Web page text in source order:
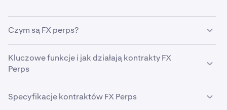
Czym są FX perps?
FX Perps to kontrakty wieczne oparte na indeksie
bazowym rynku walutowego. Podobnie jak w
przypadku krypto perps, które pozwalają na handel bez
rynkowych i udoskonalać swoje strategie.
Kluczowe funkcje i jak działają kontrakty FX
Perps
Dane podstawowe w czasie rzeczywistym
Specyfikacje kontraktów FX Perps